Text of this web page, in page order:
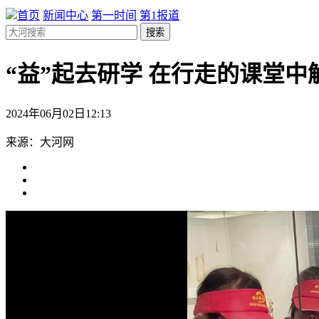
首页 新闻中心 第一时间 第1报道
搜索
“益”起去研学 在行走的课堂中
2024年06月02日12:13
来源：大河网